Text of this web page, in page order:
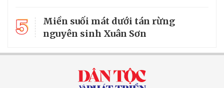
5
Miền suối mát dưới tán rừng
nguyên sinh Xuân Sơn